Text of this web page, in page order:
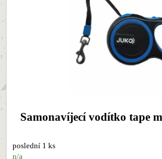
Samonavíjecí vodítko tape
poslední 1 ks
n/a